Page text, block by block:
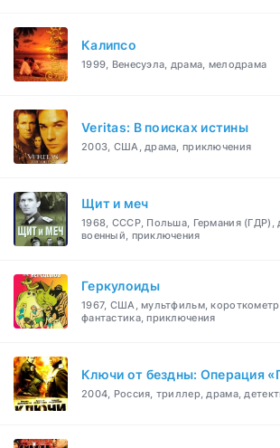
Калипсо
1999, Венесуэла, драма, мелодрама
Veritas: В поисках истины
2003, США, драма, приключения
Щит и меч
1968, СССР, Польша, Германия (ГДР),
военный, приключения
Геркулоиды
1967, США, мультфильм,
фантастика, приключения
Ключи от бездны: Операция
2004, Россия, триллер, драма,